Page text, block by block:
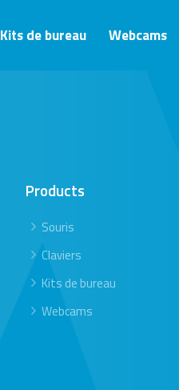
Kits de bureau Webcams
Products
Souris
Claviers
Kits de bureau
Webcams